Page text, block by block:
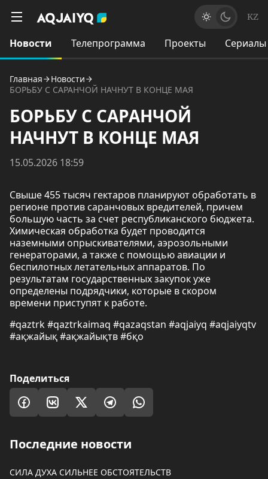
KZ
Новости Телепрограмма Проекты Сериалы
Главная
Новости
БОРЬБУ С САРАНЧОЙ НАЧНУТ В КОНЦЕ МАЯ
БОРЬБУ С САРАНЧОЙ
НАЧНУТ В КОНЦЕ МАЯ
15.05.2026 18:59
Свыше 455 тысяч гектаров планируют обработать в
регионе против саранчовых вредителей, причем
большую часть за счет республиканского бюджета.
Химическая обработка будет проводится
наземными опрыскивателями, аэрозольными
генераторами, а также с помощью авиации и
беспилотных летательных аппаратов. По
результатам государственных закупок уже
определены подрядчики, которые в скором
времени приступят к работе.
#qaztrk #qaztrkaimaq #qazaqstan #aqjaiyq #aqjaiyqtv
#ақжайық #ақжайықтв #бқо
Поделиться
Последние новости
СИЛА ДУХА СИЛЬНЕЕ ОБСТОЯТЕЛЬСТВ